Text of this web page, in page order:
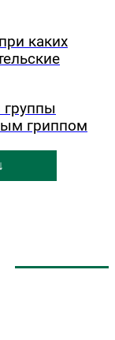
каких
группы
гриппом